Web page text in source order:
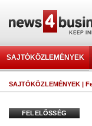
SAJTÓKÖZLEMÉNYEK
SAJTÓKÖZLEMÉNYEK |
FELELŐSSÉG